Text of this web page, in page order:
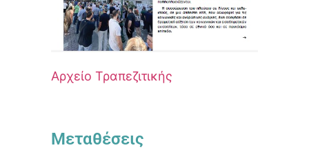
Αρχείο Τραπεζιτικής
Μεταθέσεις